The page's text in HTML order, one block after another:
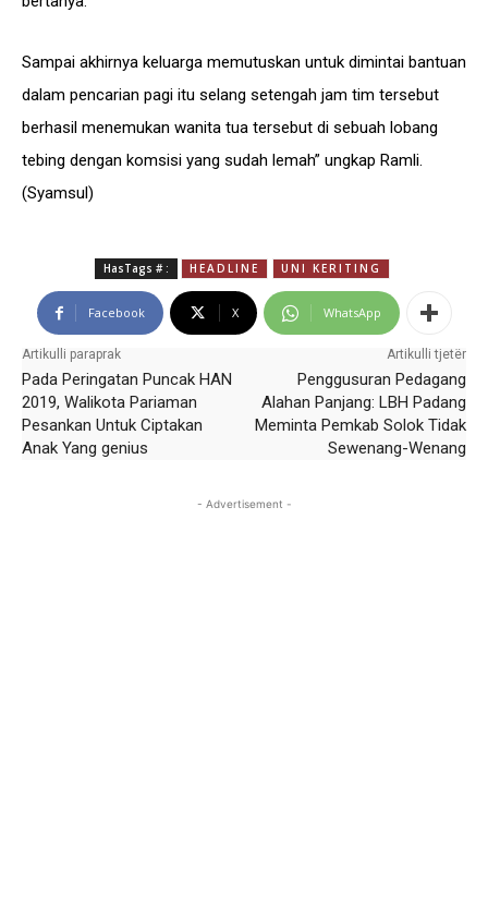
Sampai akhirnya keluarga memutuskan untuk dimintai bantuan
dalam pencarian pagi itu selang setengah jam tim tersebut
berhasil menemukan wanita tua tersebut di sebuah lobang
tebing dengan komsisi yang sudah lemah” ungkap Ramli.
(Syamsul)
HasTags # : HEADLINE UNI KERITING
Facebook X WhatsApp
Artikulli paraprak
Pada Peringatan Puncak HAN
2019, Walikota Pariaman
Pesankan Untuk Ciptakan
Anak Yang genius
Artikulli tjetër
Penggusuran Pedagang
Alahan Panjang: LBH Padang
Meminta Pemkab Solok Tidak
Sewenang-Wenang
- Advertisement -